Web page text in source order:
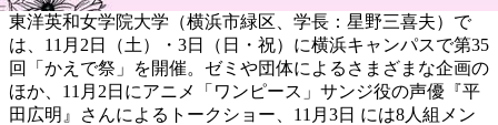
東洋英和女学院大学（横浜市緑区、学長：星野三喜夫）で
は、11月2日（土）・3日（日・祝）に横浜キャンパスで第35
回「かえで祭」を開催。ゼミや団体によるさまざまな企画の
ほか、11月2日にアニメ「ワンピース」サンジ役の声優『平
田広明』さんによるトークショー、11月3日 には8人組メン